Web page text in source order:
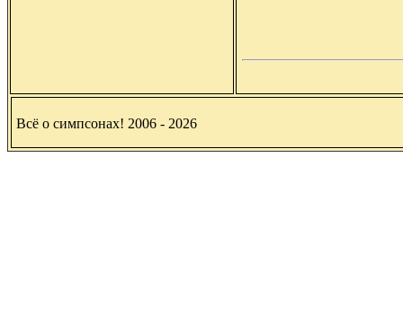
Всё о симпсонах! 2006 - 2026